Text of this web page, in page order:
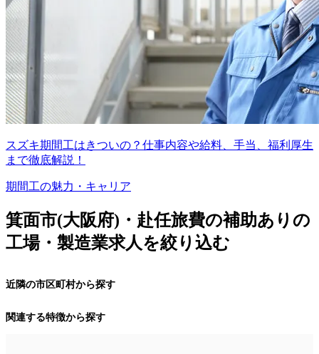
スズキ期間工はきついの？仕事内容や給料、手当、福利厚生
まで徹底解説！
期間工の魅力・キャリア
箕面市(大阪府)・赴任旅費の補助ありの
工場・製造業求人を絞り込む
近隣の市区町村から探す
関連する特徴から探す